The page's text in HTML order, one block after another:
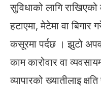
सुविधाको लागि
हटाएमा, मेटेमा वा
कसूरमा पर्दछ । झुटो
काम कारोवार वा
व्यापारको ख्यातीलाइ